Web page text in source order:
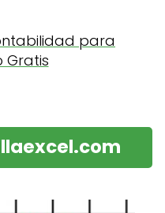
para
Gratis